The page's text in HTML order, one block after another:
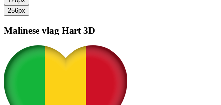
256px
Malinese vlag Hart 3D